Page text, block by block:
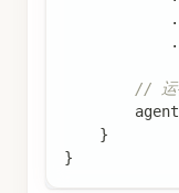
.
.
// 运
        agent
}
}